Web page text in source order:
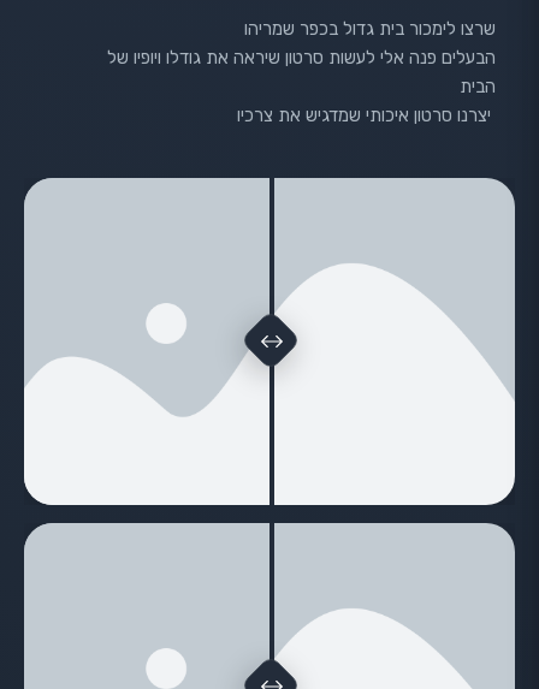
שרצו לימכור בית גדול בכפר שמריהו
הבעלים פנה אלי לעשות סרטון שיראה את גודלו ויופיו של
הבית
יצרנו סרטון איכותי שמדגיש את צרכיו